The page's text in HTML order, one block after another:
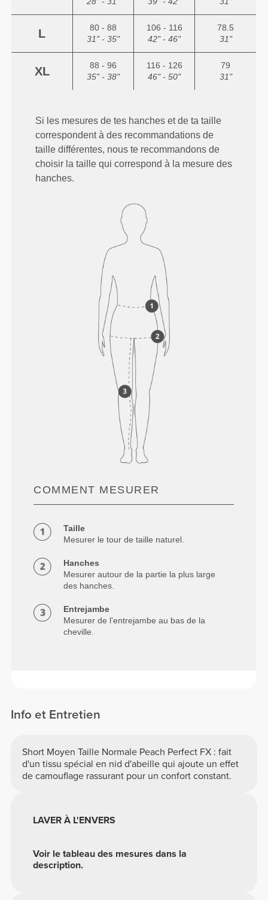
L
80 - 88
31" - 35"
106 - 116
42" - 46"
78.5
31"
XL
88 - 96
35" - 38"
116 - 126
46" - 50"
79
31"
Si les mesures de tes hanches et de ta taille
correspondent à des recommandations de
taille différentes, nous te recommandons de
choisir la taille qui correspond à la mesure des
hanches.
COMMENT MESURER
Taille
Mesurer le tour de taille naturel.
Hanches
Mesurer autour de la partie la plus large
des hanches.
Entrejambe
Mesurer de l'entrejambe au bas de la
cheville.
Info et Entretien
Short Moyen Taille Normale Peach Perfect FX : fait
d'un tissu spécial en nid d'abeille qui ajoute un effet
de camouflage rassurant pour un confort constant.
Voir le tableau des mesures dans la
description.
LAVER À L'ENVERS